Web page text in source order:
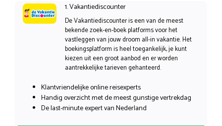
1. Vakantiediscounter
De Vakantiediscounter is een van de meest
bekende zoek-en-boek platforms voor het
vastleggen van jouw droom all-in vakantie. Het
boekingsplatform is heel toegankelijk, je kunt
kiezen uit een groot aanbod en er worden
aantrekkelijke tarieven gehanteerd.
Klantvriendelijke online reisexperts
Handig overzicht met de meest gunstige vertrekdag
De last-minute expert van Nederland